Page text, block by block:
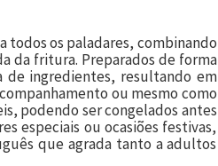
todos os paladares, combinando
da fritura. Preparados de forma
de ingredientes, resultando em
ou mesmo como
podendo ser congelados antes
especiais ou ocasiões festivas,
que agrada tanto a adultos